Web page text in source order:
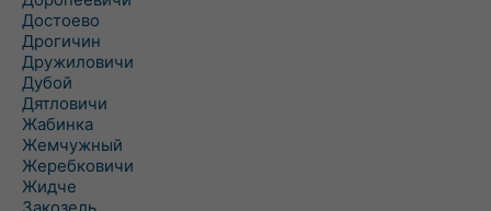
Достоево
Дрогичин
Дружиловичи
Дубой
Дятловичи
Жабинка
Жемчужный
Жеребковичи
Жидче